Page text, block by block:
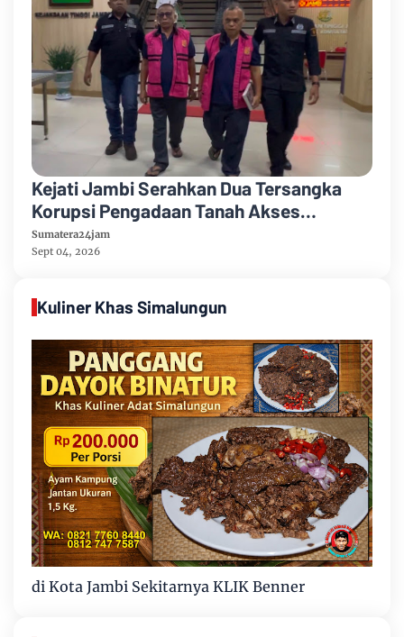
Kejati Jambi Serahkan Dua Tersangka
Korupsi Pengadaan Tanah Akses
Pelabuhan Ujung Jabung Ke Penuntut
Umum
Sumatera24jam
Sept 04, 2026
Kuliner Khas Simalungun
di Kota Jambi Sekitarnya KLIK Benner